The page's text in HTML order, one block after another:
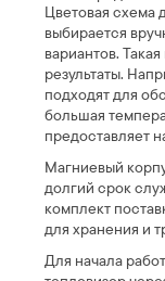
Цветовая схема
выбирается
вариантов.
результаты.
подходят для
большая
предоставляет
Магниевый
долгий срок
комплект
для хранения и
Для начала